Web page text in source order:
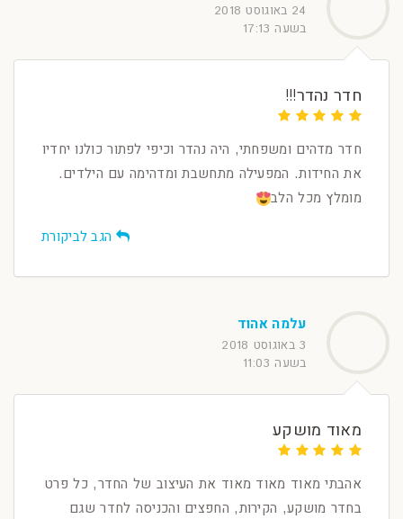
24 באוגוסט 2018
בשעה 17:13
חדר נהדר!!!
חדר מדהים ומשפחתי, היה נהדר וכיפי לפתור כולנו יחדיו
את החידות. המפעילה מתחשבת ומדהימה עם הילדים.
מומלץ מכל הלב
הגב לביקורת
עלמה אהוד
3 באוגוסט 2018
בשעה 11:03
מאוד מושקע
אהבתי מאוד מאוד מאוד את העיצוב של החדר, כל פרט
בחדר מושקע, הקירות, החפצים והכניסה לחדר שגם